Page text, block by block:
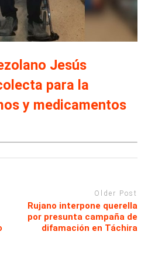
Jesús
para la
y medicamentos
Older Post
Rujano interpone querella
por presunta campaña de
difamación en Táchira